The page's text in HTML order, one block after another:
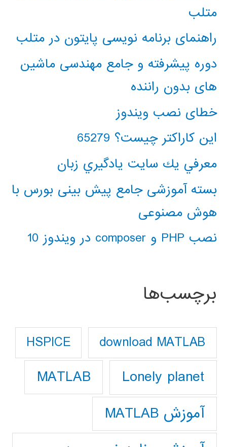
متلب
راهنمای برنامه نویسی پایتون در متلب
دوره پیشرفته و جامع مهندسی ماشین
های بدون راننده
خطای نصب ویندوز
این کاراکتر چیست؟ 65279
معرفي يك سايت يادگيري زبان
بسته آموزشی جامع پیش بینی بورس با
هوش مصنوعی
نصب PHP و composer در ویندوز 10
برچسب‌ها
download MATLAB
HSPICE
Lonely planet
MATLAB
آموزش MATLAB